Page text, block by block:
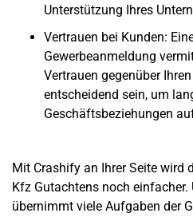
Unterstützung Ihres
Vertrauen bei Kunden:
Gewerbeanmeldung
Vertrauen gegenüber
entscheidend sein, um
Geschäftsbeziehungen
Mit Crashify an Ihrer Seite wird
Kfz Gutachtens noch einfacher.
übernimmt viele Aufgaben der